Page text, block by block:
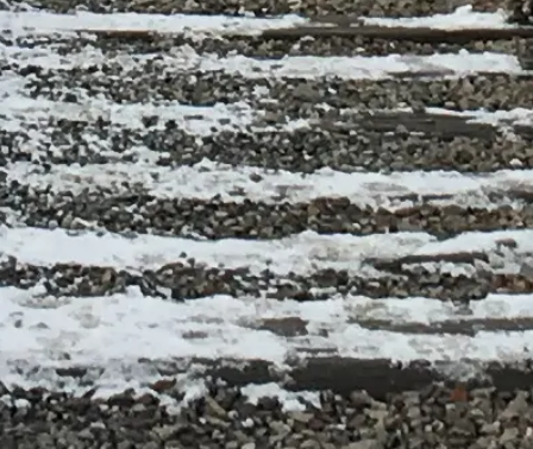
Auschwitz-Birkenau, Oświęcim, Polonya
Auschwitz-Birkenau Anıtı ve Müzesi’ne saygılı bir ziyaret için
bağımsız ve pratik yönlendirmeler: giriş, turlar, lojistik ve tarihsel
bağlam.
©2026 Bu site bağımsızdır ve Auschwitz-Birkenau Devlet Müzesi
ile bağlantılı değildir.
auschwitzbirkenau.org web sitesi, Auschwitz-Birkenau Anıtı ve
Müzesi hakkında bağımsız bir bilgi platformudur.
Tüm tescilli markalar ilgili sahiplerine aittir. Ziyaret seçenekleri (giriş
ve hizmetler dahil) ile ilgili sorularınız için lütfen doğrudan resmî
sağlayıcılarla iletişime geçin. Bize ulaşın
Hızlı bağlantılar
Ziyaret seçeneklerini seçin
Ziyaret saatleri
Neler görülmeli
SSS